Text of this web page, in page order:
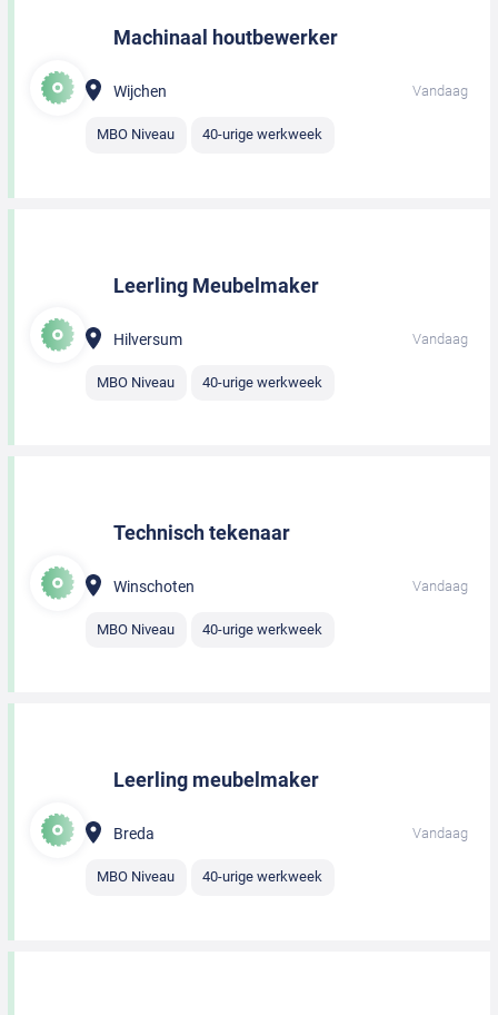
Machinaal houtbewerker
Wijchen Vandaag
MBO Niveau 40-urige werkweek
Leerling Meubelmaker
Hilversum Vandaag
MBO Niveau 40-urige werkweek
Technisch tekenaar
Winschoten Vandaag
MBO Niveau 40-urige werkweek
Leerling meubelmaker
Breda Vandaag
MBO Niveau 40-urige werkweek